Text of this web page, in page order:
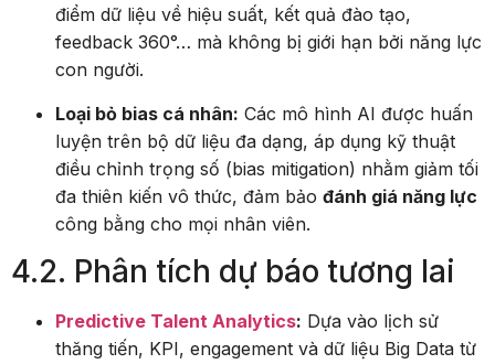
điểm dữ liệu về hiệu suất, kết quả đào tạo,
feedback 360°… mà không bị giới hạn bởi năng lực
con người.
Loại bỏ bias cá nhân: Các mô hình AI được huấn
luyện trên bộ dữ liệu đa dạng, áp dụng kỹ thuật
điều chỉnh trọng số (bias mitigation) nhằm giảm tối
đa thiên kiến vô thức, đảm bảo đánh giá năng lực
công bằng cho mọi nhân viên.
4.2. Phân tích dự báo tương lai
Predictive Talent Analytics: Dựa vào lịch sử
thăng tiến, KPI, engagement và dữ liệu Big Data từ